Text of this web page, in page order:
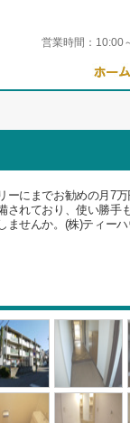
営業時間： 10:00
にまでお勧めの月7
れており、使い勝手
せんか。(株)ティー